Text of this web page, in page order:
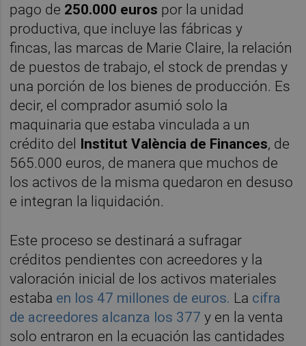
pago de 250.000 euros por la unidad
productiva, que incluye las fábricas y
fincas, las marcas de Marie Claire, la relación
de puestos de trabajo, el stock de prendas y
una porción de los bienes de producción. Es
decir, el comprador asumió solo la
maquinaria que estaba vinculada a un
crédito del Institut València de Finances, de
565.000 euros, de manera que muchos de
los activos de la misma quedaron en desuso
e integran la liquidación.
Este proceso se destinará a sufragar
créditos pendientes con acreedores y la
valoración inicial de los activos materiales
estaba en los 47 millones de euros. La cifra
de acreedores alcanza los 377 y en la venta
solo entraron en la ecuación las cantidades